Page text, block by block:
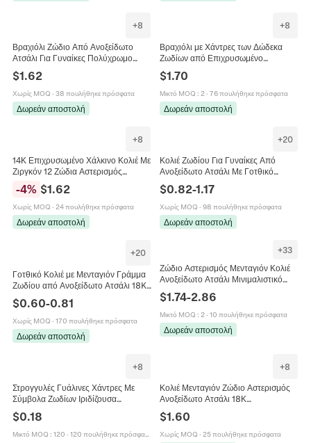
+8
Βραχιόλι Ζώδιο Από Ανοξείδωτο
Ατσάλι Για Γυναίκες Πολύχρωμο
Στρογγυλό Γούρι Κοσμήματα
$1.62
Χωρίς MOQ · 38 πουλήθηκε πρόσφατα
Δωρεάν αποστολή
+8
Βραχιόλι με Χάντρες των Δώδεκα
Ζωδίων από Επιχρυσωμένο
Ρυθμιζόμενο Βραχιόλι με Ζώδια για
Γυναίκες Κοσμήματα
$1.70
Μικτό MOQ : 2· 76 πουλήθηκε πρόσφατα
Δωρεάν αποστολή
+8
14Κ Επιχρυσωμένο Χάλκινο Κολιέ Με
Ζιργκόν 12 Ζώδια Αστερισμός
Στρογγυλό Διάτρητο Μενταγιόν Για
Γυναίκες Κομψά Κοσμήματα Μόδας
-4% $1.62
Χωρίς MOQ · 24 πουλήθηκε πρόσφατα
Δωρεάν αποστολή
+20
Κολιέ Ζωδίου Για Γυναίκες Από
Ανοξείδωτο Ατσάλι Με Γοτθικό
Γράμμα Μινιμαλιστικό Κόσμημα
Αλυσίδα
$0.82-1.17
Χωρίς MOQ · 98 πουλήθηκε πρόσφατα
Δωρεάν αποστολή
+20
Γοτθικό Κολιέ με Μενταγιόν Γράμμα
Ζωδίου από Ανοξείδωτο Ατσάλι 18K
με Όνομα Αστερισμού Μινιμαλιστικά
Κοσμήματα για Γυναίκες Άνδρες
$0.60-0.81
Χωρίς MOQ · 170 πουλήθηκε πρόσφατα
Δωρεάν αποστολή
+33
Ζώδιο Αστερισμός Μενταγιόν Κολιέ
Ανοξείδωτο Ατσάλι Μινιμαλιστικό
Πολυτελές Ζιργκόν Ένθετο Αλυσίδα
Κλείδας
$1.74-2.86
Μικτό MOQ : 2· 10 πουλήθηκε πρόσφατα
Δωρεάν αποστολή
+8
Στρογγυλές Γυάλινες Χάντρες Με
Σύμβολα Ζωδίων Ιριδίζουσα
Μεταλλική Λάμψη Για Χειροποίητα
Κοσμήματα Και Αξεσουάρ DIY
$0.18
Μικτό MOQ : 120 · 120 πουλήθηκε πρόσφατα
+8
Κολιέ Μενταγιόν Ζώδιο Αστερισμός
Ανοξείδωτο Ατσάλι 18Κ
Επιχρυσωμένο Ένθετο Ζιργκόν
Δώδεκα Ζώδια Μόδα Κοσμήματα
$1.60
Χωρίς MOQ · 25 πουλήθηκε πρόσφατα